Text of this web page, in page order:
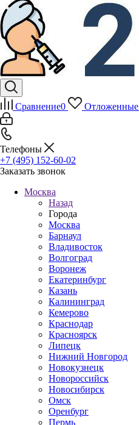
Сравнение0 Отложенные
Телефоны
+7 (495) 152-60-02
Заказать звонок
Москва
Назад
Города
Москва
Барнаул
Владивосток
Волгоград
Воронеж
Екатеринбург
Казань
Калининград
Кемерово
Краснодар
Красноярск
Липецк
Нижний Новгород
Новокузнецк
Новороссийск
Новосибирск
Омск
Оренбург
Пермь